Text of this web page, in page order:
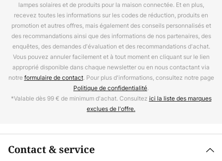
lampes solaires et de produits pour la maison connectée. Et en plus,
recevez toutes les informations sur les codes de réduction, produits en
promotion et autres offres, mais également des conseils personnalisés et
des recommandations ainsi que des informations de nos partenaires, des
enquêtes, des demandes d'évaluation et des recommandations d'achat.
Vous pouvez annuler facilement et à tout moment en cliquant sur le lien
approprié disponible dans chaque newsletter ou en nous contactant via
notreformulaire de contact. Pour plus d'informations, consultez notre page
Politique de confidentialité.
*Valable dès 99 € de minimum d'achat. Consultez ici la liste des marques
exclues de l'offre.
Contact & service